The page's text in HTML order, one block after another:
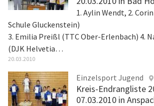
1. Aylin Wendt, 2.
Schule Gluckenstein)
3. Emilia Preißl (TTC Ober-Erlenbach) 4.
(DJK Helvetia…
20.03.2010
Einzelsport Jugend
Kreis-Endrangliste
07.03.2010 in